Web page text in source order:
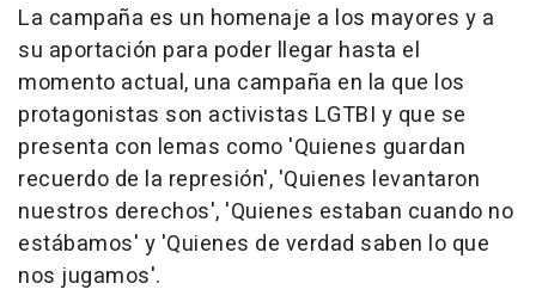
La campaña es un homenaje a los mayores y a
su aportación para poder llegar hasta el
momento actual, una campaña en la que los
protagonistas son activistas LGTBI y que se
presenta con lemas como 'Quienes guardan
recuerdo de la represión', 'Quienes levantaron
nuestros derechos', 'Quienes estaban cuando no
estábamos' y 'Quienes de verdad saben lo que
nos jugamos'.